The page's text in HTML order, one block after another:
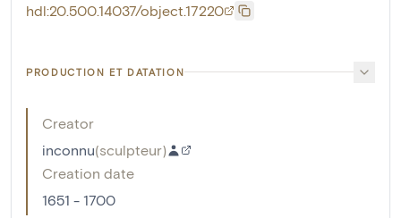
hdl:20.500.14037/object.17220
PRODUCTION ET DATATION
Creator
inconnu(sculpteur)
Creation date
1651 - 1700